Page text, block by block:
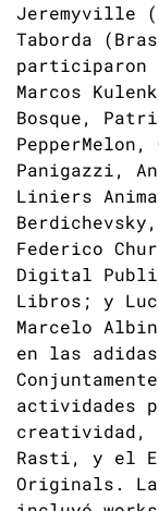
Jeremyville
Taborda
participaron
Marcos
Bosque,
Panigazzi,
Liniers
Federico
Digital
Libros; y
Marcelo
en las
actividades
creatividad,
Rasti, y el
Originals.